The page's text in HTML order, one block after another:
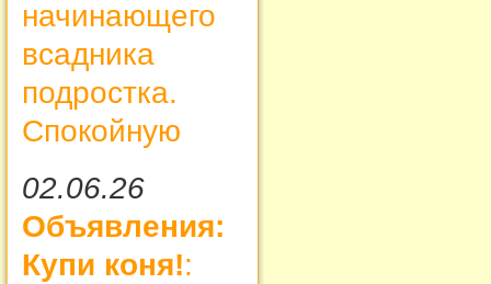
начинающего
всадника
подростка.
Спокойную
02.06.26
Объявления:
Купи коня!: